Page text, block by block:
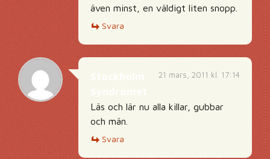
även minst, en väldigt liten snopp.
Svara
21 mars, 2011 kl. 17:14
Läs och lär nu alla killar, gubbar
och män.
Svara